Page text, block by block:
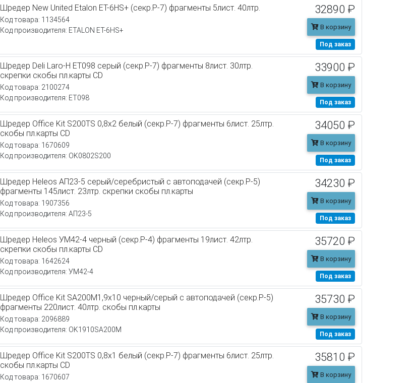
Шредер New United Etalon ET-6HS+ (секр.P-7) фрагменты 5лист. 40лтр.
Код товара: 1134564
Код производителя: ETALON ET-6HS+
32890 ₽
В корзину
Под заказ
Шредер Deli Laro-H ET098 серый (секр.P-7) фрагменты 8лист. 30лтр.
скрепки скобы пл.карты CD
Код товара: 2100274
Код производителя: ET098
33900 ₽
В корзину
Под заказ
Шредер Office Kit S200TS 0,8x2 белый (секр.P-7) фрагменты 6лист. 25лтр.
скобы пл.карты CD
Код товара: 1670609
Код производителя: OK0802S200
34050 ₽
В корзину
Под заказ
Шредер Heleos АП23-5 серый/серебристый с автоподачей (секр.P-5)
фрагменты 145лист. 23лтр. скрепки скобы пл.карты
Код товара: 1907356
Код производителя: АП23-5
34230 ₽
В корзину
Под заказ
Шредер Heleos УМ42-4 черный (секр.P-4) фрагменты 19лист. 42лтр.
скрепки скобы пл.карты CD
Код товара: 1642624
Код производителя: УМ42-4
35720 ₽
В корзину
Под заказ
Шредер Office Kit SA200M1,9х10 черный/серый с автоподачей (секр.P-5)
фрагменты 220лист. 40лтр. скобы пл.карты
Код товара: 2096889
Код производителя: OK1910SA200M
35730 ₽
В корзину
Под заказ
Шредер Office Kit S200TS 0,8x1 белый (секр.P-7) фрагменты 6лист. 25лтр.
скобы пл.карты CD
Код товара: 1670607
35810 ₽
В корзину